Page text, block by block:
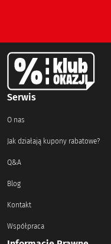
Serwis
O nas
Jak działają kupony rabatowe?
Q&A
Blog
Kontakt
Współpraca